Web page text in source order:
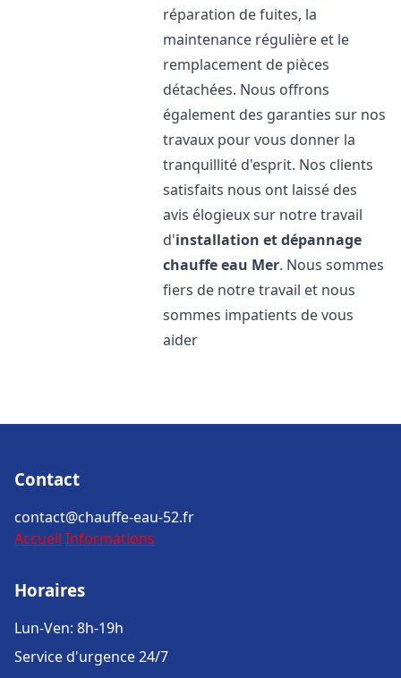
réparation de fuites, la
maintenance régulière et le
remplacement de pièces
détachées. Nous offrons
également des garanties sur nos
travaux pour vous donner la
tranquillité d'esprit. Nos clients
satisfaits nous ont laissé des
avis élogieux sur notre travail
d'installation et dépannage
chauffe eau Mer. Nous sommes
fiers de notre travail et nous
sommes impatients de vous
aider
Contact
contact@chauffe-eau-52.fr
Accueil Informations
Horaires
Lun-Ven: 8h-19h
Service d'urgence 24/7